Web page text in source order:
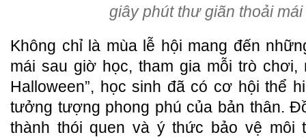
giây phút thư giãn thoải
Không chỉ là mùa lễ hội mang đến
mái sau giờ học, tham gia mỗi trò chơi,
Halloween”, học sinh đã có cơ hội thể
tưởng tượng phong phú của bản thân.
thành thói quen và ý thức bảo vệ môi